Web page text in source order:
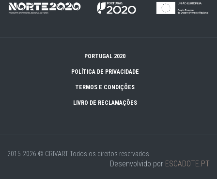
PORTUGAL 2020
POLÍTICA DE PRIVACIDADE
TERMOS E CONDIÇÕES
LIVRO DE RECLAMAÇÕES
2015-2026 © CRIVARTTodos os direitos reservados.
Desenvolvido por ESCADOTE.PT